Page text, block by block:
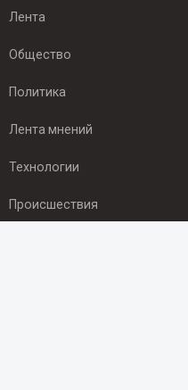
Лента
Общество
Политика
Лента мнений
Технологии
Происшествия